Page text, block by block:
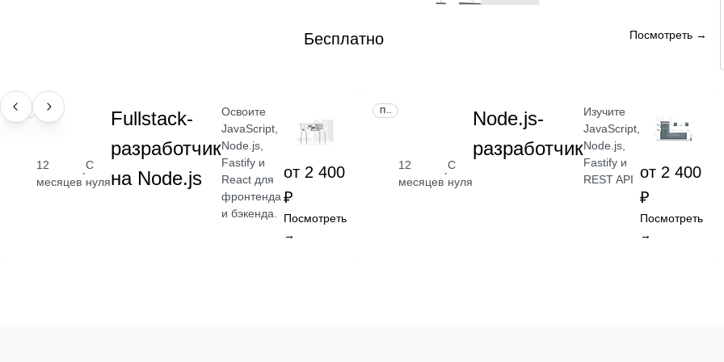
Бесплатно Посмотреть →
ПРОФЕССИЯ
12
месяцев
·
С
нуля
Fullstack-
разработчик
на Node.js
Освоите
JavaScript,
Node.js,
Fastify и
React для
фронтенда
и бэкенда.
от 2 400
₽
Посмотреть
→
12
месяцев
·
С
нуля
Node.js-
разработчик
Изучите
JavaScript,
Node.js,
Fastify и
REST API от 2 400
₽
Посмотреть
→